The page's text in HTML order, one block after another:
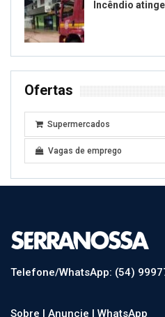
Incêndio
Ofertas
Supermercados
Vagas de emprego
Telefone/WhatsApp: (54)
Sobre | Anuncie | WhatsApp